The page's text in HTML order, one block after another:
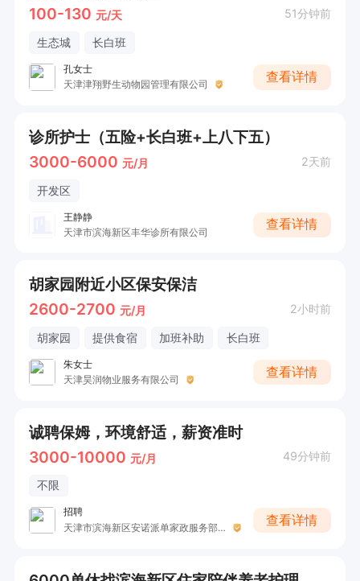
100-130 元/天 51分钟前
生态城 长白班
孔女士
天津津翔野生动物园管理有限公司
查看详情
诊所护士（五险+长白班+上八下五）
3000-6000 元/月 2天前
开发区
王静静
天津市滨海新区丰华诊所有限公司
查看详情
胡家园附近小区保安保洁
2600-2700 元/月 2小时前
胡家园 提供食宿 加班补助 长白班
朱女士
天津昊润物业服务有限公司
查看详情
诚聘保姆，环境舒适，薪资准时
3000-10000 元/月 49分钟前
不限
招聘
天津市滨海新区安诺派单家政服务部（个体工商户）
查看详情